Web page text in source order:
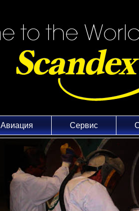
Aвиация Cервис